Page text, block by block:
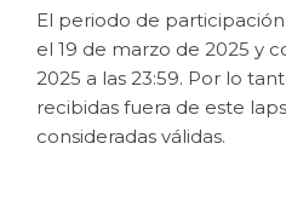
El periodo de
el 19 de marzo de 2025 y
2025 a las 23:59. Por lo
recibidas fuera de este
consideradas válidas.